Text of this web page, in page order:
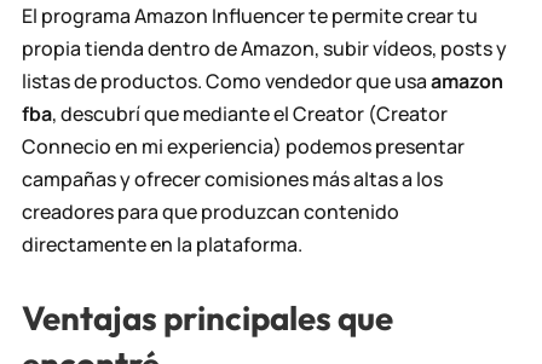
El programa Amazon Influencer te permite crear tu
propia tienda dentro de Amazon, subir vídeos, posts y
listas de productos. Como vendedor que usaamazon
fba, descubrí que mediante el Creator (Creator
Connecio en mi experiencia) podemos presentar
campañas y ofrecer comisiones más altas a los
creadores para que produzcan contenido
directamente en la plataforma.
Ventajas principales que